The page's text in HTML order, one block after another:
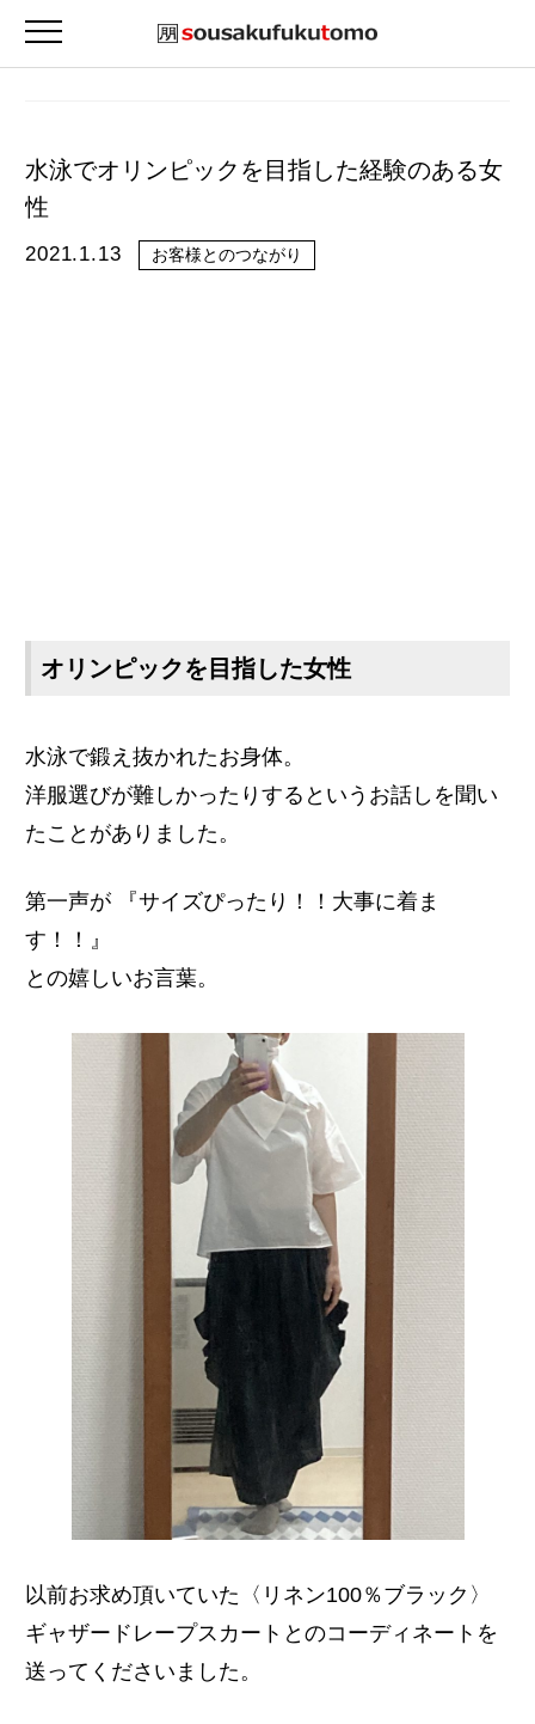
水泳でオリンピックを目指した経験のある女
性
2021.1.13 お客様とのつながり
オリンピックを目指した女性
水泳で鍛え抜かれたお身体。
洋服選びが難しかったりするというお話しを聞い
たことがありました。
第一声が
『サイズぴったり！！大事に着ま
す！！』
との嬉しいお言葉。
以前お求め頂いていた〈リネン100％ブラック〉
ギャザードレープスカートとのコーディネートを
送ってくださいました。